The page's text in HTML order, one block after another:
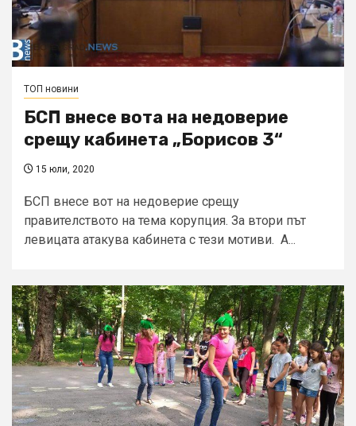
ТОП новини
БСП внесе вота на недоверие
срещу кабинета „Борисов 3“
15 юли, 2020
БСП внесе вот на недоверие срещу
правителството на тема корупция. За втори път
левицата атакува кабинета с тези мотиви. А...